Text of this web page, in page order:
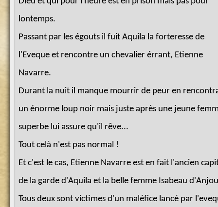
lontemps.
Passant par les égouts il fuit Aquila la forteresse de
l'Eveque et rencontre un chevalier érrant, Etienne
Navarre.
Durant la nuit il manque mourrir de peur en
un énorme loup noir mais juste après une jeune
superbe lui assure qu'il rêve...
Tout celà n'est pas normal !
Et c'est le cas, Etienne Navarre est en fait l'ancien
de la garde d'Aquila et la belle femme Isabeau
Tous deux sont victimes d'un maléfice lancé par